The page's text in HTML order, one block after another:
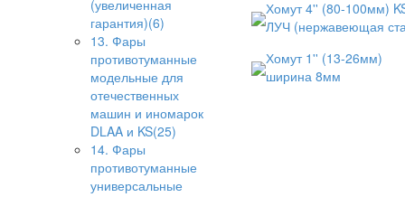
(увеличенная
гарантия)(6)
13. Фары
противотуманные
модельные для
отечественных
машин и иномарок
DLAA и KS(25)
14. Фары
противотуманные
универсальные
Хомут 4'' (80-100мм)
ЛУЧ (нержавеющая
Хомут 1'' (13-26мм)
ширина 8мм